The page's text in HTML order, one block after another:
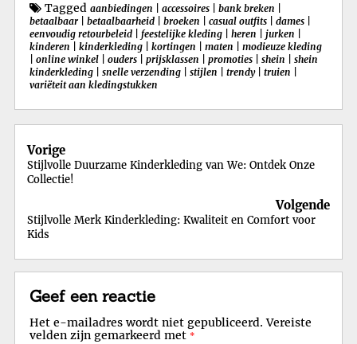
Tagged aanbiedingen accessoires bank breken
betaalbaar
betaalbaarheid broeken casual outfits dames
eenvoudig retourbeleid
feestelijke kleding heren jurken
kinderen
kinderkleding kortingen maten
modieuze kleding
online winkel ouders prijsklassen promoties shein
shein
kinderkleding
snelle verzending stijlen trendy| truien
variëteit aan kledingstukken
Berichtnavigatie
Vorige
Stijlvolle Duurzame Kinderkleding van We: Ontdek Onze
Collectie!
Volgende
Stijlvolle Merk Kinderkleding: Kwaliteit en Comfort voor
Kids
Geef een reactie
Het e-mailadres wordt niet gepubliceerd. Vereiste
velden zijn gemarkeerd met *